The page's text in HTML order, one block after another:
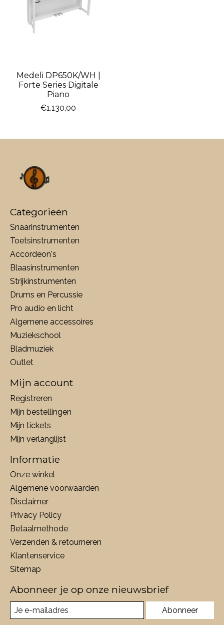
Medeli DP650K/WH |
Forte Series Digitale
Piano
€1.130,00
Categorieën
Snaarinstrumenten
Toetsinstrumenten
Accordeon's
Blaasinstrumenten
Strijkinstrumenten
Drums en Percussie
Pro audio en licht
Algemene accessoires
Muziekschool
Bladmuziek
Outlet
Mijn account
Registreren
Mijn bestellingen
Mijn tickets
Mijn verlanglijst
Informatie
Onze winkel
Algemene voorwaarden
Disclaimer
Privacy Policy
Betaalmethode
Verzenden & retourneren
Klantenservice
Sitemap
Abonneer je op onze nieuwsbrief
Abonneer